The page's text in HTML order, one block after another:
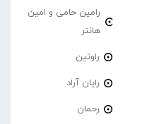
رامین حامی و امین
هانتر
راوتین
رایان آراد
رحمان